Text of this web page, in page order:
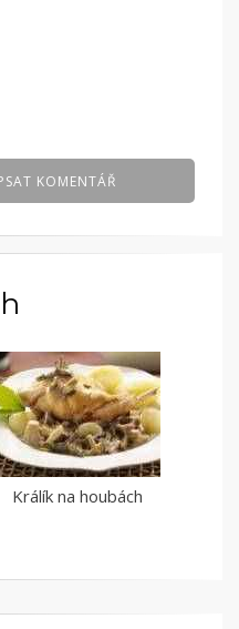
KOMENTÁŘ
Králík na houbách